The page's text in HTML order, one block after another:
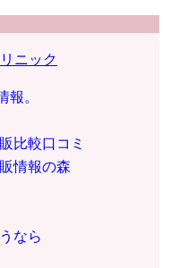
報。
比較口コミ
情報の森
なら